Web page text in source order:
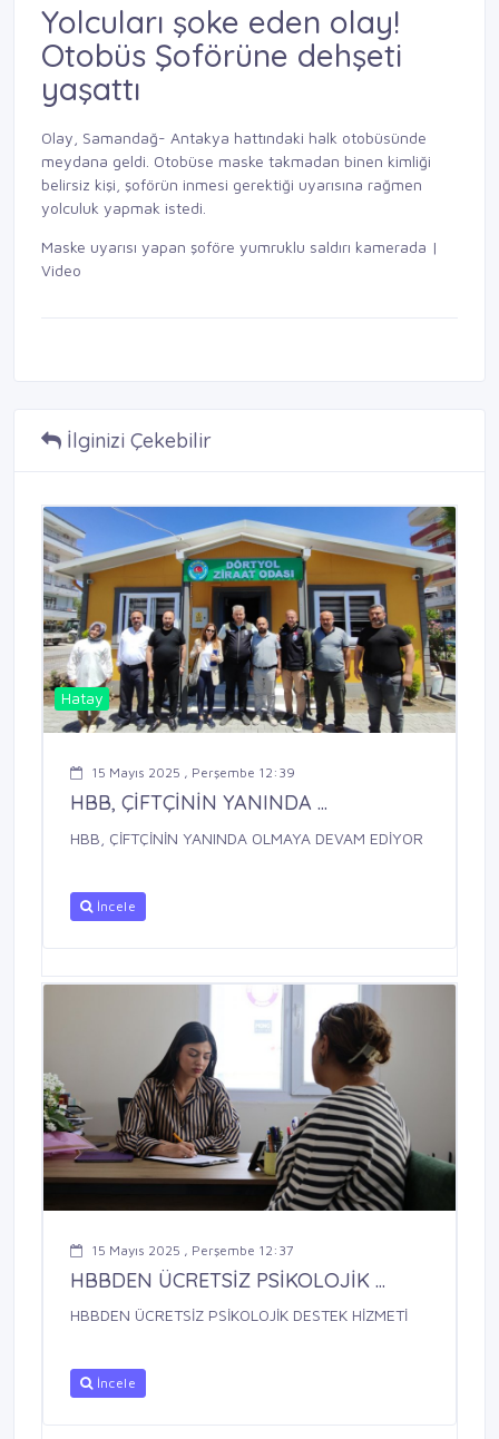
Yolcuları şoke eden olay!
Otobüs Şoförüne dehşeti
yaşattı
Olay, Samandağ- Antakya hattındaki halk otobüsünde
meydana geldi. Otobüse maske takmadan binen kimliği
belirsiz kişi, şoförün inmesi gerektiği uyarısına rağmen
yolculuk yapmak istedi.
Maske uyarısı yapan şoföre yumruklu saldırı kamerada |
Video
İlginizi Çekebilir
Hatay
15 Mayıs 2025 , Perşembe 12:39
HBB, ÇİFTÇİNİN YANINDA ...
HBB, ÇİFTÇİNİN YANINDA OLMAYA DEVAM EDİYOR
İncele
15 Mayıs 2025 , Perşembe 12:37
HBBDEN ÜCRETSİZ PSİKOLOJİK ...
HBBDEN ÜCRETSİZ PSİKOLOJİK DESTEK HİZMETİ
İncele